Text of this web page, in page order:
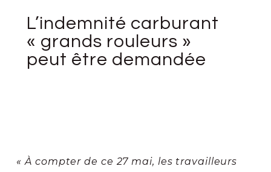
L’indemnité carburant
« grands rouleurs »
peut être demandée
« À compter de ce 27 mai, les travailleurs